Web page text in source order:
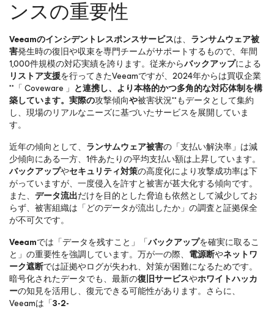
ンスの重要性
Veeamのインシデントレスポンスサービスは、 ランサムウェア被
害発生時の復旧や収束を専門チームがサポートするもので、年間
1,000件規模の対応実績を誇ります。従来からバックアップによる
リストア支援を行ってきたVeeamですが、2024年からは買収企業
**「 Coveware 」 と連携し、より本格的かつ多角的な対応体制を構
築しています。実際の攻撃傾向や被害状況**もデータとして集約
し、現場のリアルなニーズに基づいたサービスを展開していま
す。
近年の傾向として、 ランサムウェア被害の「支払い解決率」は減
少傾向にある一方、1件あたりの平均支払い額は上昇しています。
バックアップやセキュリティ対策の高度化により攻撃成功率は下
がっていますが、一度侵入を許すと被害が甚大化する傾向です。
また、 データ流出だけを目的とした脅迫も依然として減少してお
らず、被害組織は「どのデータが流出したか」の調査と証拠保全
が不可欠です。
Veeamでは「データを残すこと」「バックアップを確実に取るこ
と」の重要性を強調しています。万が一の際、 電源断やネットワ
ーク遮断では証拠やログが失われ、対策が困難になるためです。
暗号化されたデータでも、最新の復旧サービスやホワイトハッカ
ーの知見を活用し、復元できる可能性があります。さらに、
Veeamは「3-2-